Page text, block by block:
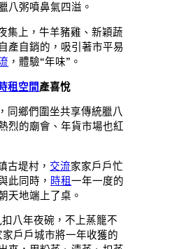
八粥噴鼻氣四溢。
集上，牛羊豬雞、新穎蔬
產自銷的，吸引著市平易
，體驗“年味”。
租空間產喜悅
同鄉們圍坐共享傳統臘八
烈的廟會、年貨市場也紅
古堤村， 交流家家戶戶忙
此同時， 時租一年一度的
天地端上了桌。
扣八年夜碗，不上蒸籠不
戶戶城市將一年收獲的